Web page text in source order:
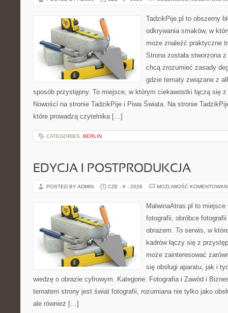
TadzikPije.pl to obszerny
odkrywania smaków, w
może znaleźć praktyczne
Strona została stworzona
chcą zrozumieć zasady
gdzie tematy związane z
sposób przystępny. To miejsce, w którym ciekawostki łączą się
Nowości na stronie TadzikPije i Piwa Świata. Na stronie
które prowadzą czytelnika […]
CATEGORIES: BERLIN
EDYCJA I POSTPRODUKCJA
POSTED BY ADMIN CZE - 6 - 2026 MOŻLIWOŚĆ
MalwinaAtras.pl to
fotografii, obróbce
obrazem. To serwis, w
kadrów łączy się z
może zainteresować
się obsługi aparatu, jak i
wiedzę o obrazie cyfrowym. Kategorie: Fotografia i Zawód i
tematem strony jest świat fotografii, rozumiana nie tylko jako
ale również […]